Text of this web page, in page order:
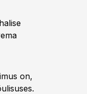
on,